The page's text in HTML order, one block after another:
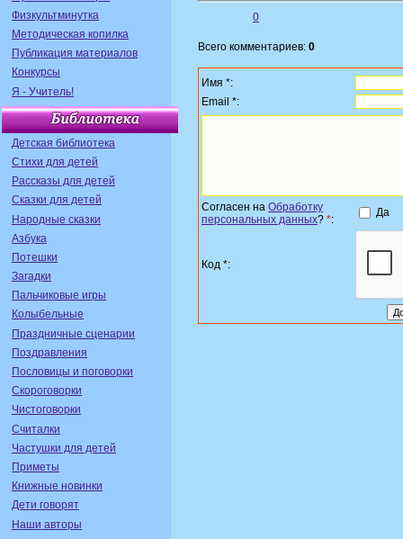
Физкультминутка
Методическая копилка
Публикация материалов
Конкурсы
Я - Учитель!
Детская библиотека
Стихи для детей
Рассказы для детей
Сказки для детей
Народные сказки
Азбука
Потешки
Загадки
Пальчиковые игры
Колыбельные
Праздничные сценарии
Поздравления
Пословицы и поговорки
Скороговорки
Чистоговорки
Считалки
Частушки для детей
Приметы
Книжные новинки
Дети говорят
Наши авторы
0
Всего комментариев: 0
Имя *:
Email *:
Согласен на Обработку
персональных данных? *:
Да
Код *: